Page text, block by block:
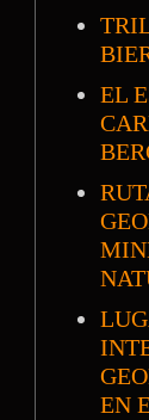
EL
EN